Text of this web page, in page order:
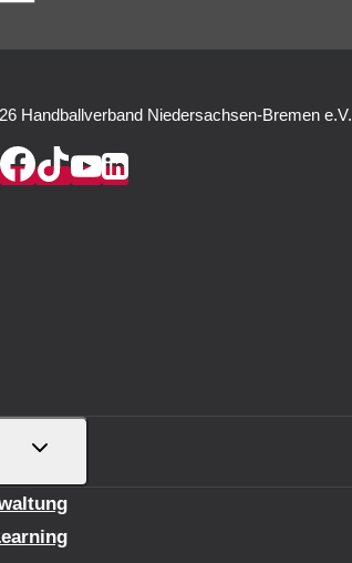
Handballverband Niedersachsen-Bremen e.V.
UNTERMENÜ